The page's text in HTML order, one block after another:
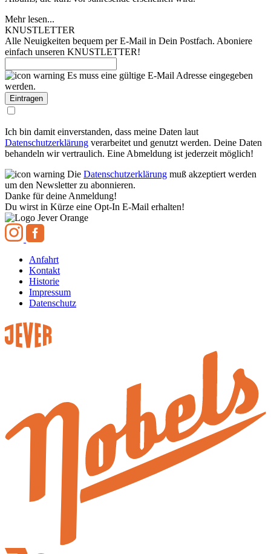
Mehr lesen...
KNUSTLETTER
Alle Neuigkeiten bequem per E-Mail in Dein Postfach. Aboniere
einfach unseren KNUSTLETTER!
Es muss eine gültige E-Mail Adresse eingegeben
werden.
Ich bin damit einverstanden, dass meine Daten laut
Datenschutzerklärung verarbeitet und genutzt werden. Deine Daten
behandeln wir vertraulich. Eine Abmeldung ist jederzeit möglich!
Die Datenschutzerklärung muß akzeptiert werden
um den Newsletter zu abonnieren.
Danke für deine Anmeldung!
Du wirst in Kürze eine Opt-In E-Mail erhalten!
Anfahrt
Kontakt
Historie
Impressum
Datenschutz